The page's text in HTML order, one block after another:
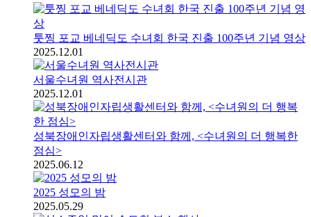
툿찡 포교 베네딕도 수녀회 한국 진출 100주년 기념 영상
2025.12.01
서울수녀원 역사전시관
2025.12.01
성북장애인자립생활센터와 함께, <수녀원의 더 행복한
점심>
2025.06.12
2025 성모의 밤
2025.05.29